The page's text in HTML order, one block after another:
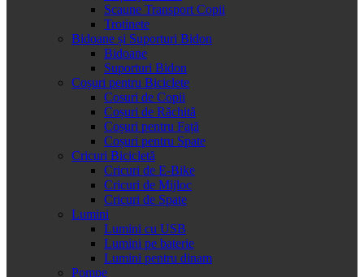
Scaune Transport Copii
Trotinete
Bidoane și Suporturi Bidon
Bidoane
Suporturi Bidon
Coșuri pentru Biciclete
Cosuri de Copii
Coșuri de Răchită
Coșuri pentru Față
Coșuri pentru Spate
Cricuri Bicicletă
Cricuri de E-Bike
Cricuri de Mijloc
Cricuri de Spate
Lumini
Lumini cu USB
Lumini pe baterie
Lumini pentru dinam
Pompe